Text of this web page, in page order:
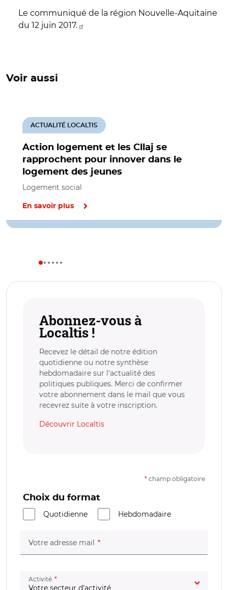
Le communiqué de la région Nouvelle-Aquitaine
du 12 juin 2017.
Voir aussi
Action logement et les Cllaj se
rapprochent pour innover dans le
logement des jeunes
ACTUALITÉ LOCALTIS
Logement social
En savoir plus
Abonnez-vous à
Localtis !
Recevez le détail de notre édition
quotidienne ou notre synthèse
hebdomadaire sur l’actualité des
politiques publiques. Merci de confirmer
votre abonnement dans le mail que vous
recevrez suite à votre inscription.
Découvrir Localtis
* champ obligatoire
Choix du format
Quotidienne
Hebdomadaire
Votre adresse mail (champ obligatoire)
Activité (champ obligatoire)